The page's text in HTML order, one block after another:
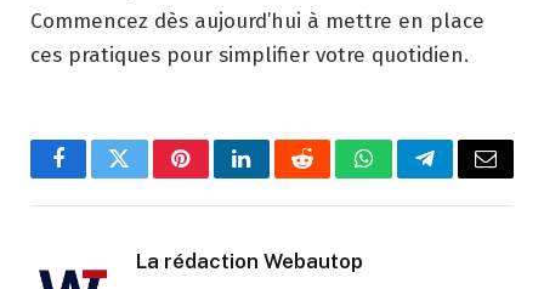
Commencez dès aujourd’hui à mettre en place
ces pratiques pour simplifier votre quotidien.
FacebookTwitterPinterestLinkedInRedditWhatsAppTelegramEmail
La rédaction Webautop